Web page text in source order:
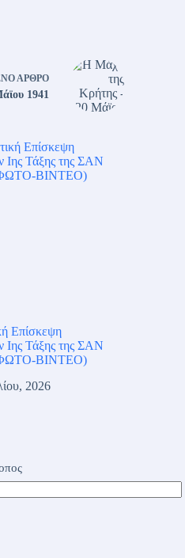
ΆΡΘΡΟ
1941
Επίσκεψη
Iης Τάξης της ΣΑΝ
ΒΙΝΤΕΟ)
2026